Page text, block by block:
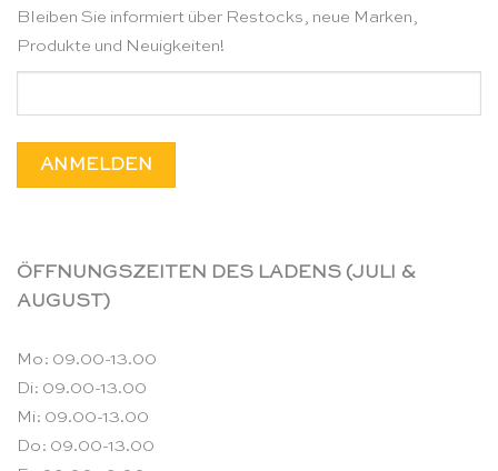
Bleiben Sie informiert über Restocks, neue Marken,
Produkte und Neuigkeiten!
ÖFFNUNGSZEITEN DES LADENS (JULI &
AUGUST)
Mo: 09.00-13.00
Di: 09.00-13.00
Mi: 09.00-13.00
Do: 09.00-13.00